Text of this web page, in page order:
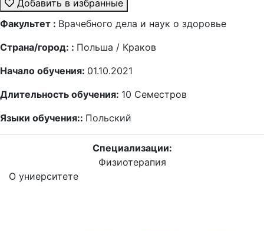
Добавить в избранные
Факультет : Врачебного дела и наук о здоровье
Страна/город: : Польша / Краков
Начало обучения: 01.10.2021
Длительность обучения: 10 Семестров
Языки обучения:: Польский
Специализации:
Физиотерапия
О униерситете